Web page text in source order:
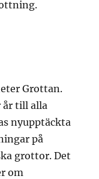
Grottan.
år till alla
nyupptäckta
på
grottor. Det
om